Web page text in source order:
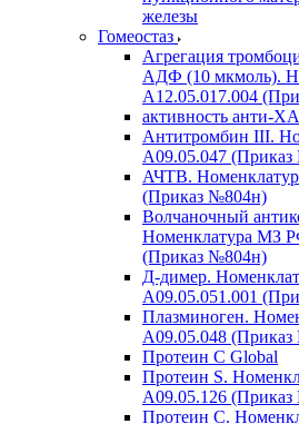
железы
Гомеостаз
Агрегация
АДФ (10 мкмоль).
A12.05.017.004
активность анти-ХА
Антитромбин III.
A09.05.047
АЧТВ.
(Приказ №804н)
Волчаночный
Номенклатура МЗ
(Приказ №804н)
Д-димер.
A09.05.051.001
Плазминоген.
A09.05.048
Протеин C Global
Протеин S.
A09.05.126
Протеин С.